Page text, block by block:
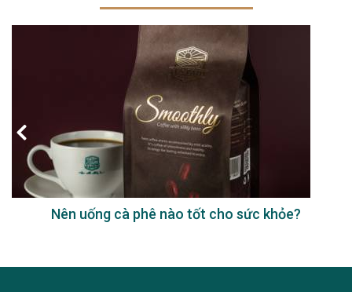
Nên uống cà phê nào tốt cho sức khỏe?